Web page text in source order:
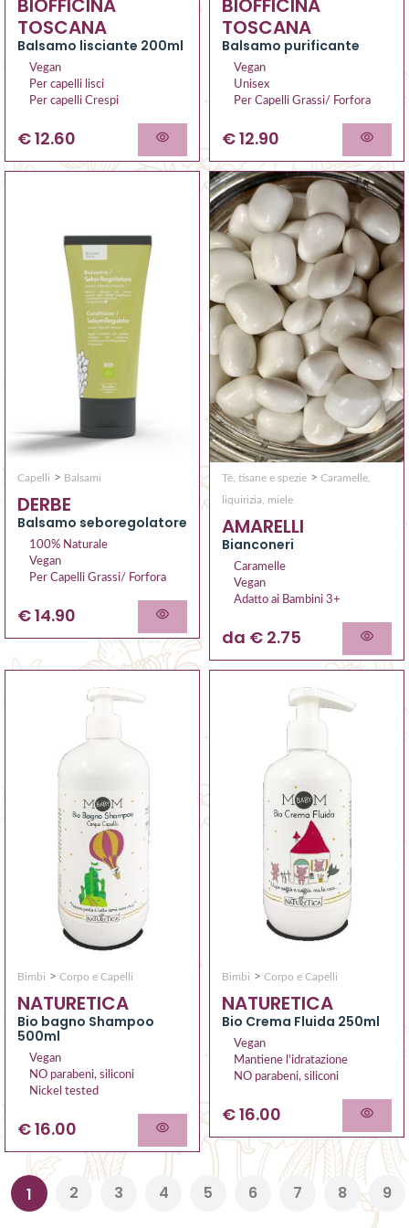
BIOFFICINA
TOSCANA
Balsamo lisciante 200ml
Vegan
Per capelli lisci
Per capelli Crespi
€ 12.60
BIOFFICINA
TOSCANA
Balsamo purificante
Vegan
Unisex
Per Capelli Grassi/ Forfora
€ 12.90
Capelli > Balsami
DERBE
Balsamo seboregolatore
100% Naturale
Vegan
Per Capelli Grassi/ Forfora
€ 14.90
Tè, tisane e spezie > Caramelle,
liquirizia, miele
AMARELLI
Bianconeri
Caramelle
Vegan
Adatto ai Bambini 3+
da € 2.75
Bimbi > Corpo e Capelli
NATURETICA
Bio bagno Shampoo
500ml
Vegan
NO parabeni, siliconi
Nickel tested
€ 16.00
Bimbi > Corpo e Capelli
NATURETICA
Bio Crema Fluida 250ml
Vegan
Mantiene l'idratazione
NO parabeni, siliconi
€ 16.00
1 2 3 4 5 6 7 8 9